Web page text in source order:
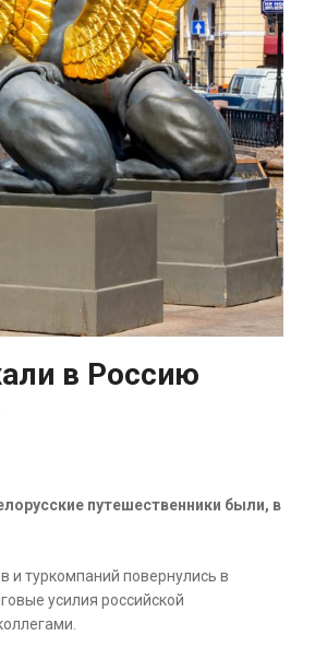
в Россию
путешественники были, в
и туркомпаний повернулись в
усилия российской